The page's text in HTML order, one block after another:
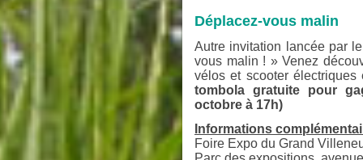
Déplacez-vous malin
Autre invitation lancée par
vous malin ! » Venez
vélos et scooter
tombola gratuite pour
octobre à 17h)
Informations
Foire Expo du Grand